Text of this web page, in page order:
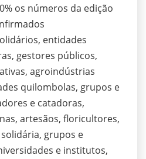
os números da edição
entidades
gestores públicos,
agroindústrias
quilombolas, grupos e
e catadoras,
artesãos, floricultores,
grupos e
e institutos,